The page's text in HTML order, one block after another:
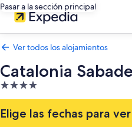
Pasar a la sección principal
Ver todos los alojamientos
Catalonia
Alojamiento
de
4.0 estrellas
Elige las fechas para